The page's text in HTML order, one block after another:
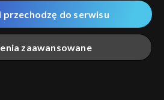
Dzikie serce
odc. 9
a także zgody na udostępnianie
do Google.
podczas odwiedzania przez
serwisówzwanych dalej
zapisywane za pomocą
zaawansowane
przechodzę do serwisu